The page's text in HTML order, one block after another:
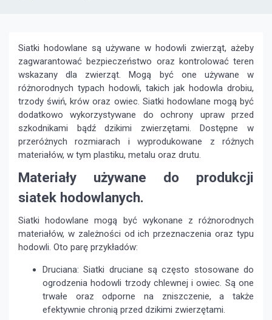
Siatki hodowlane są używane w hodowli zwierząt, ażeby
zagwarantować bezpieczeństwo oraz kontrolować teren
wskazany dla zwierząt. Mogą być one używane w
różnorodnych typach hodowli, takich jak hodowla drobiu,
trzody świń, krów oraz owiec. Siatki hodowlane mogą być
dodatkowo wykorzystywane do ochrony upraw przed
szkodnikami bądź dzikimi zwierzętami. Dostępne w
przeróżnych rozmiarach i wyprodukowane z różnych
materiałów, w tym plastiku, metalu oraz drutu.
Materiały używane do produkcji
siatek hodowlanych.
Siatki hodowlane mogą być wykonane z różnorodnych
materiałów, w zależności od ich przeznaczenia oraz typu
hodowli. Oto parę przykładów:
Druciana: Siatki druciane są często stosowane do
ogrodzenia hodowli trzody chlewnej i owiec. Są one
trwałe oraz odporne na zniszczenie, a także
efektywnie chronią przed dzikimi zwierzętami.